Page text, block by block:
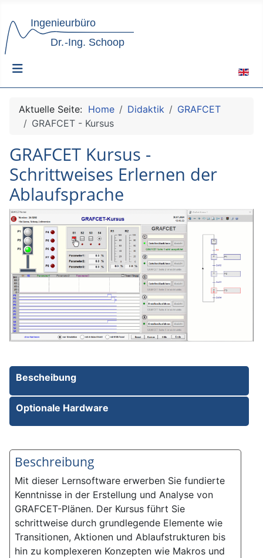
Aktuelle Seite: Home Didaktik
GRAFCET
GRAFCET - Kursus
GRAFCET Kursus -
Schrittweises Erlernen der
Ablaufsprache
Bescheibung
Optionale Hardware
Beschreibung
Mit dieser Lernsoftware erwerben Sie fundierte
Kenntnisse in der Erstellung und Analyse von
GRAFCET-Plänen. Der Kursus führt Sie
schrittweise durch grundlegende Elemente wie
Transitionen, Aktionen und Ablaufstrukturen bis
hin zu komplexeren Konzepten wie Makros und